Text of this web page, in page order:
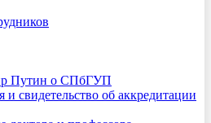
Путин о СПбГУП
и свидетельство об аккредитации